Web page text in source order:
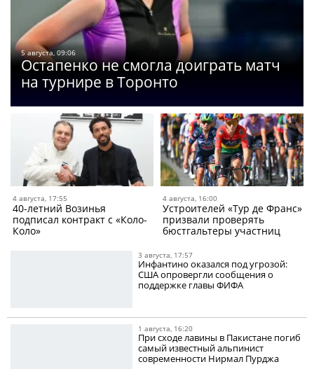
5 августа, 09:06
Остапенко не смогла доиграть матч
на турнире в Торонто
4 августа, 17:55
40-летний Возинья
подписал контракт с «Коло-
Коло»
4 августа, 16:00
Устроителей «Тур де Франс»
призвали проверять
бюстгальтеры участниц
3 августа, 17:57
Инфантино оказался под угрозой:
США опровергли сообщения о
поддержке главы ФИФА
1 августа, 16:20
При сходе лавины в Пакистане погиб
самый известный альпинист
современности Нирмал Пурджа